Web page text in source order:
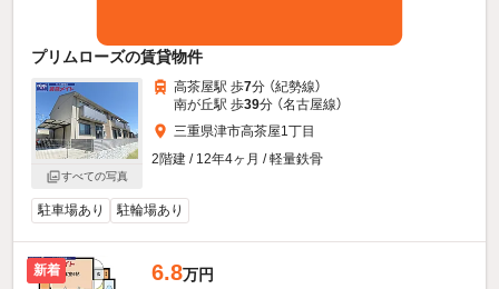
プリムローズの賃貸物件
すべての写真
高茶屋駅 歩7分 （紀勢線）
南が丘駅 歩39分 （名古屋線）
三重県津市高茶屋1丁目
2階建 / 12年4ヶ月 / 軽量鉄骨
駐車場あり 駐輪場あり
新着 6.8万円